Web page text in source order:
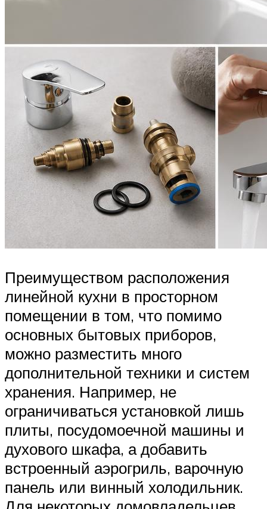
Преимуществом расположения
линейной кухни в просторном
помещении в том, что помимо
основных бытовых приборов,
можно разместить много
дополнительной техники и систем
хранения. Например, не
ограничиваться установкой лишь
плиты, посудомоечной машины и
духового шкафа, а добавить
встроенный аэрогриль, варочную
панель или винный холодильник.